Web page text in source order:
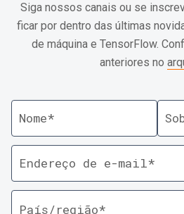
Siga nossos canais ou se
ficar por dentro das últimas
de máquina e TensorFlow.
anteriores no